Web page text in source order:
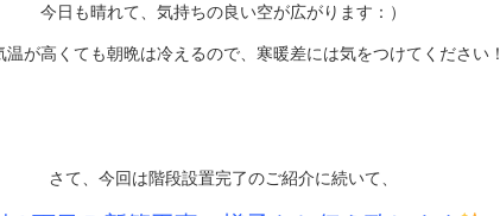
今日も晴れて、気持ちの良い空が広がります：）
温が高くても朝晩は冷えるので、寒暖差には気をつけてください！
さて、今回は階段設置完了のご紹介に続いて、